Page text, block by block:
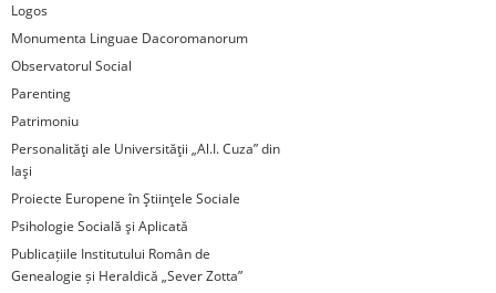
Logos
Monumenta Linguae Dacoromanorum
Observatorul Social
Parenting
Patrimoniu
Personalităţi ale Universităţii „Al.I. Cuza” din
Iaşi
Proiecte Europene în Ştiinţele Sociale
Psihologie Socială şi Aplicată
Publicațiile Institutului Român de
Genealogie și Heraldică „Sever Zotta”